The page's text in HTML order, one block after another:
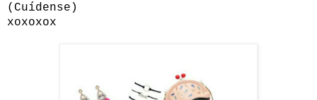
(Cuídense)
xoxoxox